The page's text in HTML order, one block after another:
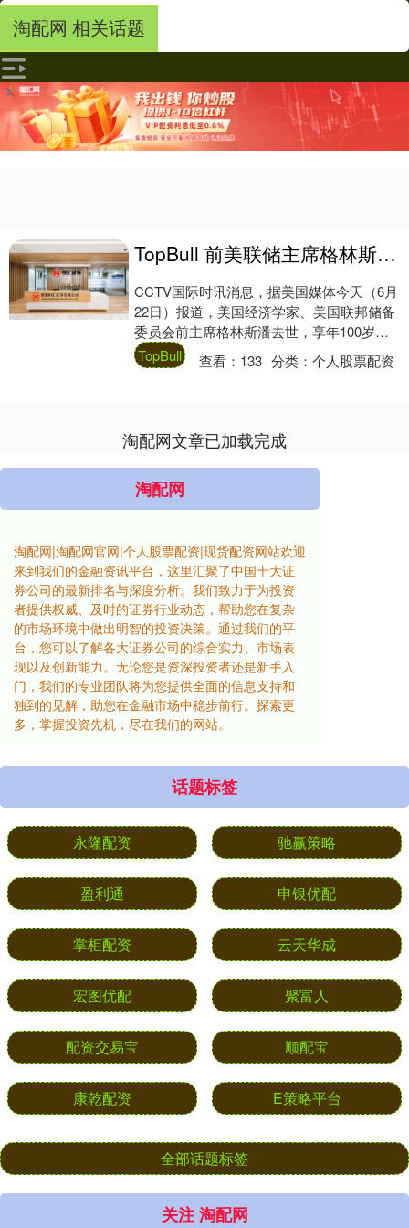
淘配网 相关话题
TopBull 前美联储主席格林斯潘去世，享年100岁
CCTV国际时讯消息，据美国媒体今天（6月
22日）报道，美国经济学家、美国联邦储备
委员会前主席格林斯潘去世，享年100岁。
格林斯潘1926年3月6日生于美国纽约....
TopBull 查看： 133 分类：个人股票配资
淘配网文章已加载完成
淘配网
淘配网|淘配网官网|个人股票配资|现货配资网站欢迎
来到我们的金融资讯平台，这里汇聚了中国十大证
券公司的最新排名与深度分析。我们致力于为投资
者提供权威、及时的证券行业动态，帮助您在复杂
的市场环境中做出明智的投资决策。通过我们的平
台，您可以了解各大证券公司的综合实力、市场表
现以及创新能力。无论您是资深投资者还是新手入
门，我们的专业团队将为您提供全面的信息支持和
独到的见解，助您在金融市场中稳步前行。探索更
多，掌握投资先机，尽在我们的网站。
话题标签
永隆配资 驰赢策略
盈利通 申银优配
掌柜配资 云天华成
宏图优配 聚富人
配资交易宝 顺配宝
康乾配资 E策略平台
全部话题标签
关注 淘配网